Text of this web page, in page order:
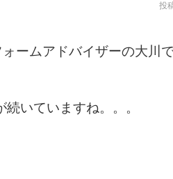
投
ームアドバイザーの大川で
いていますね。。。